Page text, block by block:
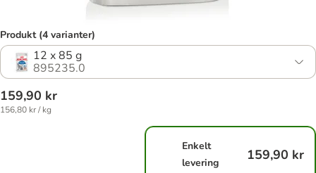
Produkt (4 varianter)
12 x 85 g
895235.0
159,90 kr
156,80 kr / kg
Enkelt
levering
159,90 kr